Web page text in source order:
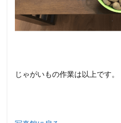
じゃがいもの作業は以上です。